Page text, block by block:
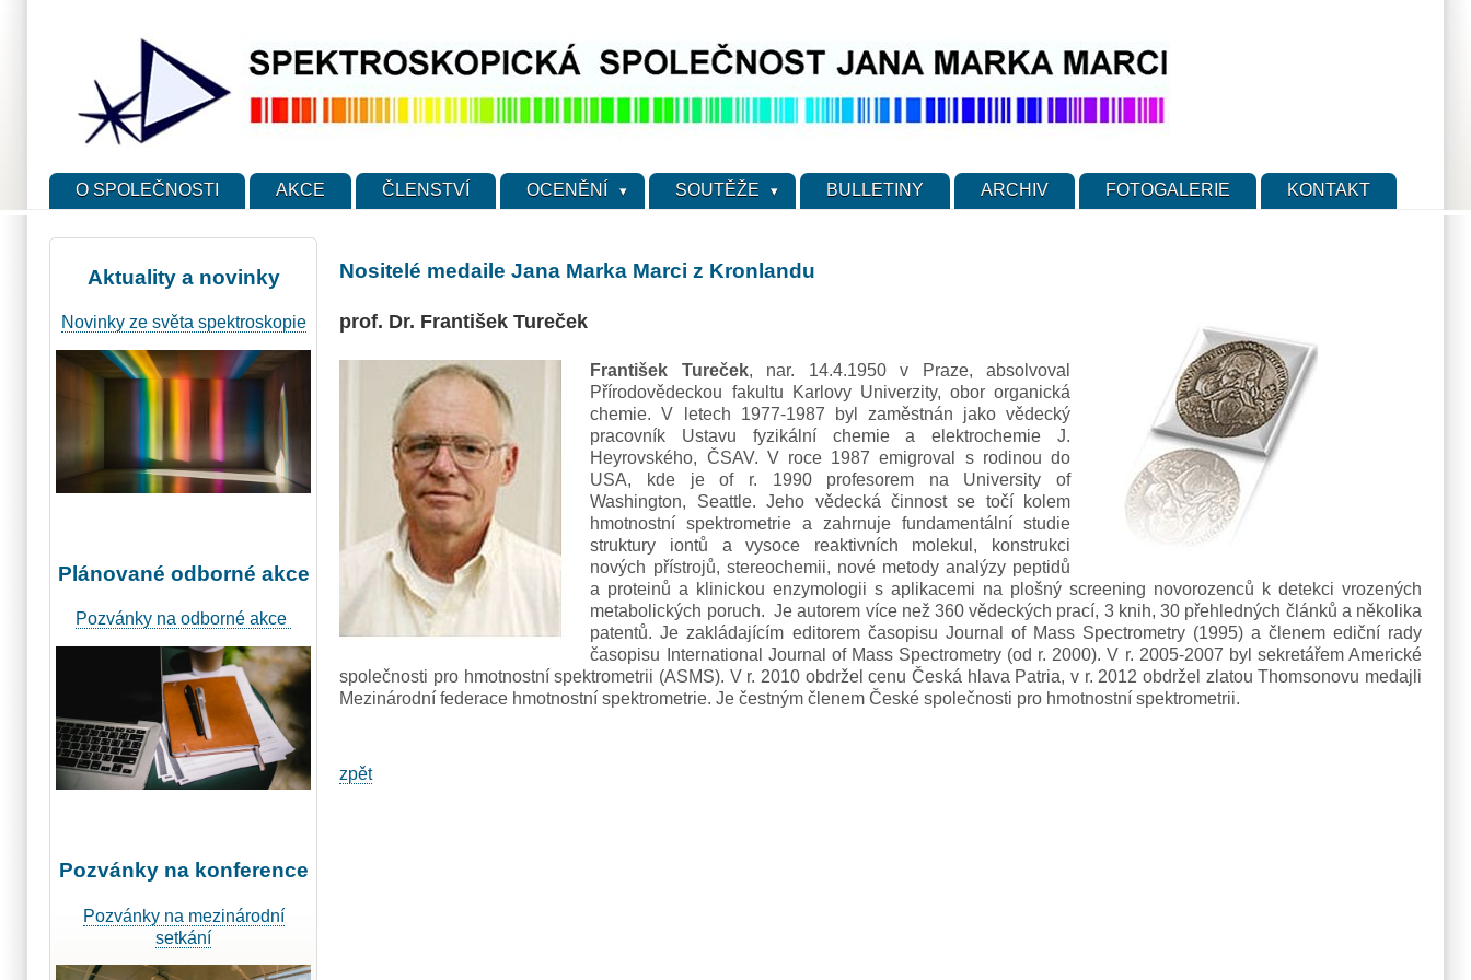
O SPOLEČNOSTI AKCE ČLENSTVÍ OCENĚNÍ SOUTĚŽE BULLETINY ARCHIV FOTOGALERIE KONTAKT
Aktuality a novinky
Novinky ze světa spektroskopie
Plánované odborné akce
Pozvánky na odborné akce
Pozvánky na konference
Pozvánky na mezinárodní
setkání
Nositelé medaile Jana Marka Marci z Kronlandu
prof. Dr. František Tureček
František Tureček, nar. 14.4.1950 v Praze, absolvoval
Přírodovědeckou fakultu Karlovy Univerzity, obor organická
chemie. V letech 1977-1987 byl zaměstnán jako vědecký
pracovník Ustavu fyzikální chemie a elektrochemie J.
Heyrovského, ČSAV. V roce 1987 emigroval s rodinou do
USA, kde je of r. 1990 profesorem na University of
Washington, Seattle. Jeho vědecká činnost se točí kolem
hmotnostní spektrometrie a zahrnuje fundamentální studie
struktury iontů a vysoce reaktivních molekul, konstrukci
nových přístrojů, stereochemii, nové metody analýzy peptidů
a proteinů a klinickou enzymologii s aplikacemi na plošný screening novorozenců k detekci vrozených
metabolických poruch. Je autorem více než 360 vědeckých prací, 3 knih, 30 přehledných článků a několika
patentů. Je zakládajícím editorem časopisu Journal of Mass Spectrometry (1995) a členem ediční rady
časopisu International Journal of Mass Spectrometry (od r. 2000). V r. 2005-2007 byl sekretářem Americké
společnosti pro hmotnostní spektrometrii (ASMS). V r. 2010 obdržel cenu Česká hlava Patria, v r. 2012 obdržel zlatou Thomsonovu medajli
Mezinárodní federace hmotnostní spektrometrie. Je čestným členem České společnosti pro hmotnostní spektrometrii.
zpět